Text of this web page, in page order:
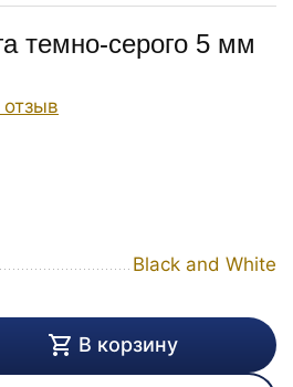
темно-серого 5 мм
Black and White
В корзину